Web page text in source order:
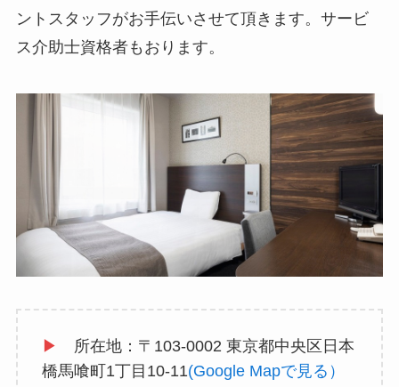
ントスタッフがお手伝いさせて頂きます。サービ
ス介助士資格者もおります。
▶
所在地：〒103-0002 東京都中央区日本
橋馬喰町1丁目10-11(Google Mapで見る）